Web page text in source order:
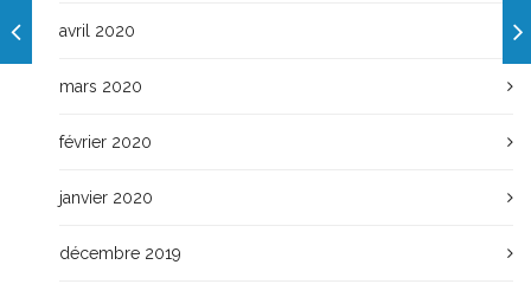
avril 2020
mars 2020
février 2020
janvier 2020
décembre 2019